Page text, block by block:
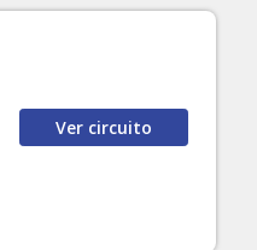
Ver circuito